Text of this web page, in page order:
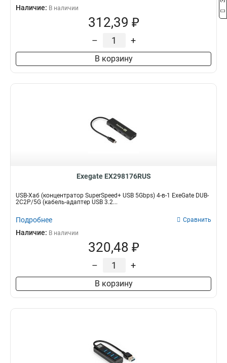
Наличие: В наличии
312,39 ₽
– +
В корзину
Exegate EX298176RUS
USB-Хаб (концентратор SuperSpeed+ USB 5Gbps) 4-в-1 ExeGate DUB-
2C2P/5G (кабель-адаптер USB 3.2...
Подробнее Сравнить
Наличие: В наличии
320,48 ₽
– +
В корзину